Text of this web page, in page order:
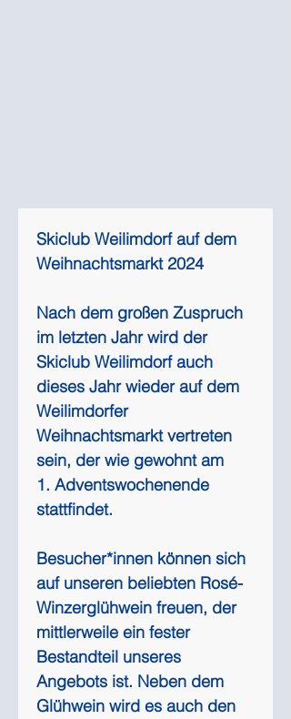
Skiclub Weilimdorf auf dem
Weihnachtsmarkt 2024
Nach dem großen Zuspruch
im letzten Jahr wird der
Skiclub Weilimdorf auch
dieses Jahr wieder auf dem
Weilimdorfer
Weihnachtsmarkt vertreten
sein, der wie gewohnt am
1. Adventswochenende
stattfindet.
Besucher*innen können sich
auf unseren beliebten Rosé-
Winzerglühwein freuen, der
mittlerweile ein fester
Bestandteil unseres
Angebots ist. Neben dem
Glühwein wird es auch den